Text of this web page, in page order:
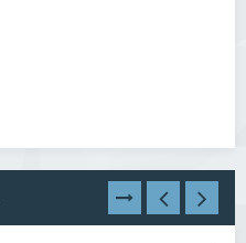
TÜMÜNÜ
GÖR